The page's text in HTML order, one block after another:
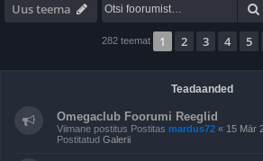
Uus teema
282 teemat 1 2 3 4 5
Teadaanded
Omegaclub Foorumi Reeglid
Viimane postitus Postitas mardus72 « 15 Mär
Postitatud Galerii